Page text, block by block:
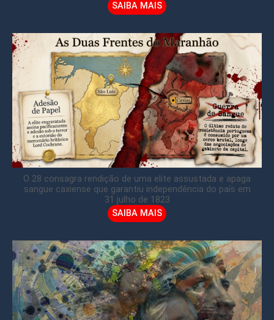
SAIBA MAIS
O 28 consagra rendição de uma elite assustada e apaga
sangue caxiense que garantiu independência do país em
31 julho de 1823
SAIBA MAIS